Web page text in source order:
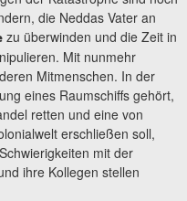
die Neddas Vater an
zu überwinden und die Zeit in
Mit nunmehr
Mitmenschen. In der
eines Raumschiffs gehört,
retten und eine von
erschließen soll,
mit der
ihre Kollegen stellen